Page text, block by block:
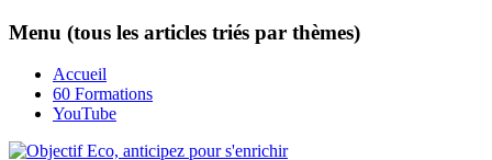
Menu (tous les articles triés par thèmes)
Accueil
60 Formations
YouTube